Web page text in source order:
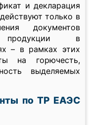
и декларация
только в
документов
продукции в
– в рамках этих
на горючесть,
выделяемых
по ТР ЕАЭС